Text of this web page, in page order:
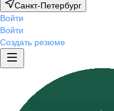
Санкт-Петербург
Войти
Войти
Создать резюме